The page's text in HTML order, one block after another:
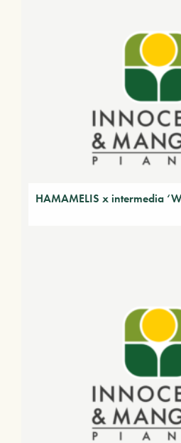
HAMAMELIS x intermedia